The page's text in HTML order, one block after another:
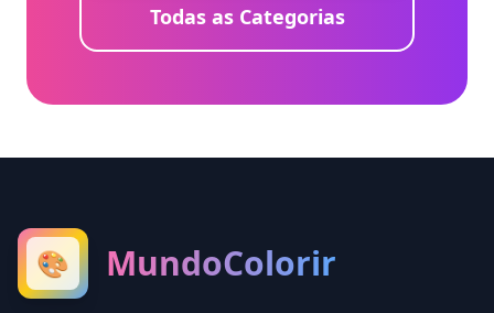
Todas as Categorias
🎨 MundoColorir